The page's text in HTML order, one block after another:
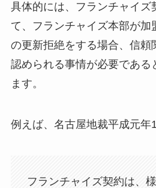
具体的には、フランチャイズ
て、フランチャイズ本部が加
の更新拒絶をする場合、信頼
認められる事情が必要である
ます。
例えば、名古屋地裁平成元年
フランチャイズ契約は、